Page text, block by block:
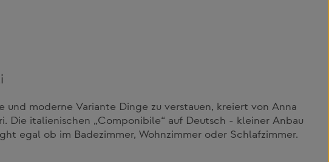
und moderne Variante Dinge zu verstauen, kreiert von Anna
Die italienischen „Componibile“ auf Deutsch - kleiner Anbau
egal ob im Badezimmer, Wohnzimmer oder Schlafzimmer.